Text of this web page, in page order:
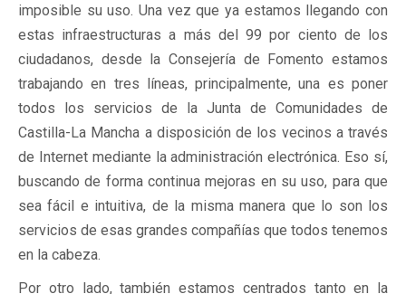
imposible su uso. Una vez que ya estamos llegando con
estas infraestructuras a más del 99 por ciento de los
ciudadanos, desde la Consejería de Fomento estamos
trabajando en tres líneas, principalmente, una es poner
todos los servicios de la Junta de Comunidades de
Castilla-La Mancha a disposición de los vecinos a través
de Internet mediante la administración electrónica. Eso sí,
buscando de forma continua mejoras en su uso, para que
sea fácil e intuitiva, de la misma manera que lo son los
servicios de esas grandes compañías que todos tenemos
en la cabeza.
Por otro lado, también estamos centrados tanto en la